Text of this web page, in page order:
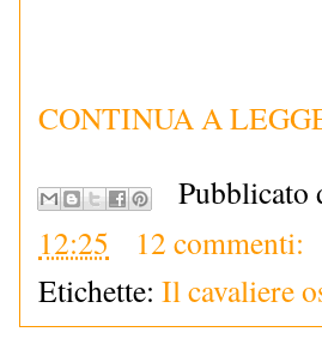
CONTINUA A
Pubblicato
12:25
12 commenti:
Etichette: Il cavaliere